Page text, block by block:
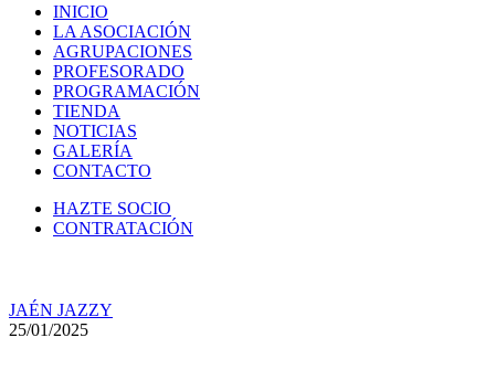
INICIO
LA ASOCIACIÓN
AGRUPACIONES
PROFESORADO
PROGRAMACIÓN
TIENDA
NOTICIAS
GALERÍA
CONTACTO
HAZTE SOCIO
CONTRATACIÓN
JAÉN JAZZY
25/01/2025